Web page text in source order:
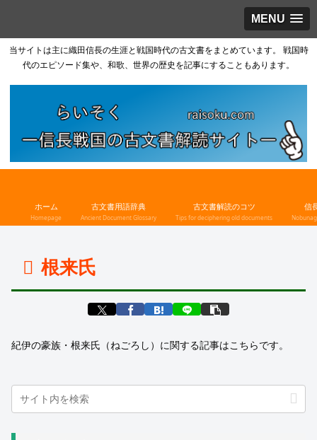
MENU
当サイトは主に織田信長の生涯と戦国時代の古文書をまとめています。 戦国時
代のエピソード集や、和歌、世界の歴史を記事にすることもあります。
ホーム
Homepage
古文書用語辞典
Ancient Document Glossary
古文書解読のコツ
Tips for deciphering old documents
信
根来氏
紀伊の豪族・根来氏（ねごろし）に関する記事はこちらです。